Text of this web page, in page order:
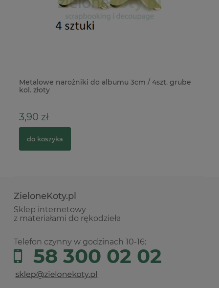
Metalowe narożniki do albumu 3cm / 4szt. grube
kol. złoty
3,90 zł
do koszyka
ZieloneKoty.pl
Sklep internetowy
z materiałami do rękodzieła
Telefon czynny w godzinach 10-16:
58 300 02 02